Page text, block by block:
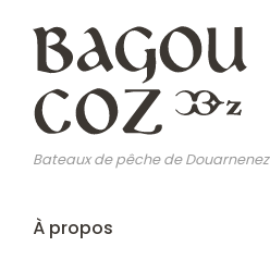
contenu
principal
Bateaux de pêche de Douarnenez
Main
navigation
À propos